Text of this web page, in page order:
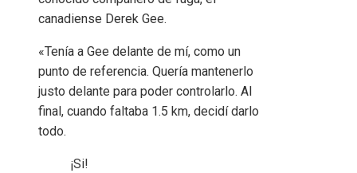
canadiense Derek Gee.
«Tenía a Gee delante de mí, como un
punto de referencia. Quería mantenerlo
justo delante para poder controlarlo. Al
final, cuando faltaba 1.5 km, decidí darlo
todo.
¡Si!